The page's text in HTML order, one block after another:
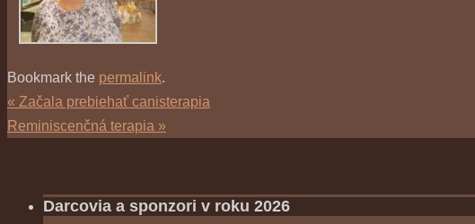
Bookmark the permalink.
« Začala prebiehať canisterapia
Reminiscenčná terapia »
Darcovia a sponzori v roku 2026